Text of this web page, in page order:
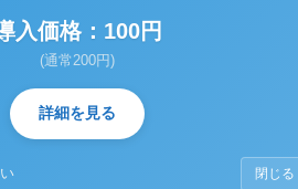
資金の提供・ロビイング活動等
団連（日経連・経団連が合
入価格：100円
(通常200円)
詳細を見る
閉じる